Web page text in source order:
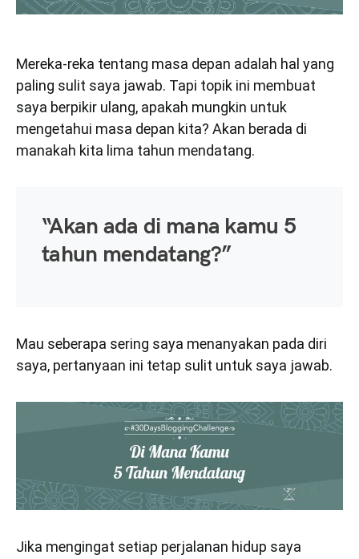
Mereka-reka tentang masa depan adalah hal yang
paling sulit saya jawab. Tapi topik ini membuat
saya berpikir ulang, apakah mungkin untuk
mengetahui masa depan kita? Akan berada di
manakah kita lima tahun mendatang.
“Akan ada di mana kamu 5
tahun mendatang?”
Mau seberapa sering saya menanyakan pada diri
saya, pertanyaan ini tetap sulit untuk saya jawab.
Jika mengingat setiap perjalanan hidup saya